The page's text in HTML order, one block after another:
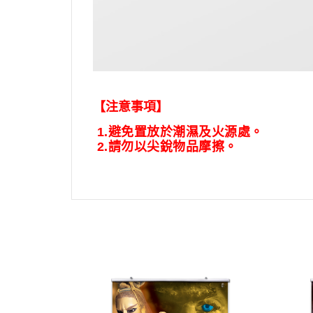
【注意事項】
1.避免置放於潮濕及火源處。
2.請勿以尖銳物品摩擦。